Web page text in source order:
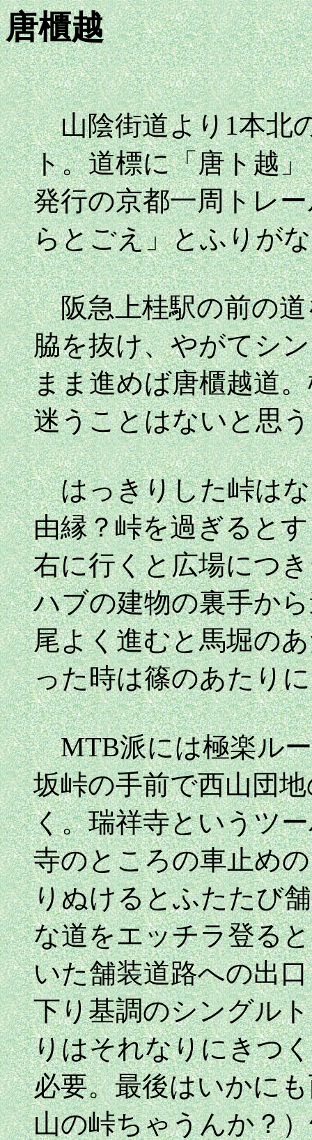
唐櫃越
山陰街道より1本北
ト。道標に「唐ト越
発行の京都一周トレ
らとごえ」とふりが
阪急上桂駅の前の道
脇を抜け、やがてシ
まま進めば唐櫃越道
迷うことはないと思
はっきりした峠はな
由縁？峠を過ぎると
右に行くと広場につ
ハブの建物の裏手か
尾よく進むと馬堀の
った時は篠のあたり
MTB派には極楽ルー
坂峠の手前で西山団
く。瑞祥寺というツ
寺のところの車止め
りぬけるとふたたび
な道をエッチラ登る
いた舗装道路への出
下り基調のシングル
りはそれなりにきつ
必要。最後はいかに
山の峠ちゃうんか？